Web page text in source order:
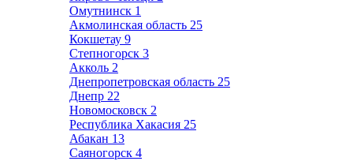
Омутнинск 1
Акмолинская область 25
Кокшетау 9
Степногорск 3
Акколь 2
Днепропетровская область 25
Днепр 22
Новомосковск 2
Республика Хакасия 25
Абакан 13
Саяногорск 4